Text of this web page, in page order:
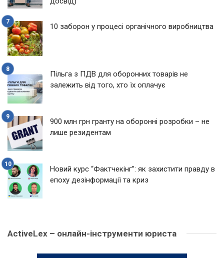
10 заборон у процесі органічного виробництва
Пільга з ПДВ для оборонних товарів не
залежить від того, хто їх оплачує
900 млн грн гранту на оборонні розробки – не
лише резидентам
Новий курс “Фактчекінг”: як захистити правду в
епоху дезінформації та криз
ActiveLex – онлайн-інструменти юриста